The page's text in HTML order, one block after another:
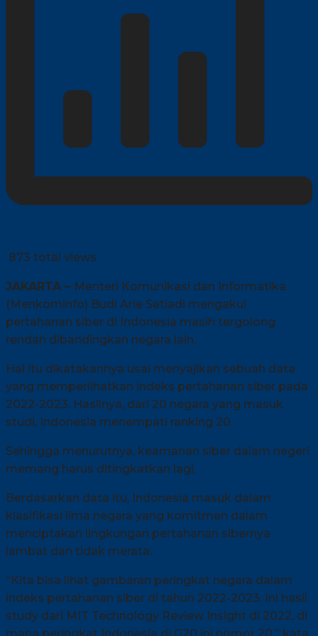
873 total views
JAKARTA – Menteri Komunikasi dan Informatika
(Menkominfo) Budi Arie Setiadi mengakui
pertahanan siber di Indonesia masih tergolong
rendah dibandingkan negara lain.
Hal itu dikatakannya usai menyajikan sebuah data
yang memperlihatkan indeks pertahanan siber pada
2022-2023. Hasilnya, dari 20 negara yang masuk
studi, Indonesia menempati ranking 20.
Sehingga menurutnya, keamanan siber dalam negeri
memang harus ditingkatkan lagi.
Berdasarkan data itu, Indonesia masuk dalam
klasifikasi lima negara yang komitmen dalam
menciptakan lingkungan pertahanan sibernya
lambat dan tidak merata.
“Kita bisa lihat gambaran peringkat negara dalam
indeks pertahanan siber di tahun 2022-2023. Ini hasil
study dari MIT Technology Review Insight di 2022, di